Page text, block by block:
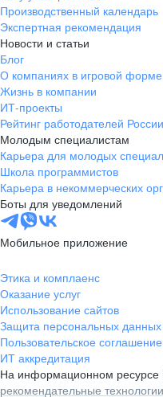
Производственный календарь
Экспертная рекомендация
Новости и статьи
Блог
О компаниях в игровой форме
Жизнь в компании
ИТ-проекты
Рейтинг работодателей России
Молодым специалистам
Карьера для молодых
Школа программистов
Карьера в некоммерческих
Боты для уведомлений
Мобильное приложение
Этика и комплаенс
Оказание услуг
Использование сайтов
Защита персональных данных
Пользовательское соглашение
ИТ аккредитация
На информационном ресурсе
рекомендательные технологии